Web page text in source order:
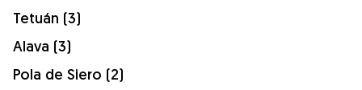
Tetuán (3)
Alava (3)
Pola de Siero (2)